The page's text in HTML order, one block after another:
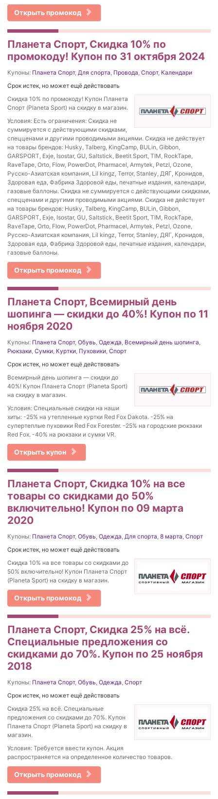
Открыть промокод
Планета Спорт, Скидка 10% по
промокоду! Купон по 31 октября 2024
Купоны: Планета Спорт, Для спорта Провода Спорт, Календари
Срок истек, но может ещё действовать
Скидка 10% по промокоду! Купон Планета
Спорт (Planeta Sport) на скидку в магазин.
Условия: Есть ограничения: Скидка не
суммируется с действующими скидками,
спецценами и другими проводимыми акциями. Скидка не действует
на товары брендов: Husky, Talberg, KingCamp, BULin, Gibbon,
GARSPORT, Exje, Isostar, GU, Saltstick, Beetit Sport, TIM, RockTape,
RaveTape, Orto, Flow, PowerDot, Pharmacel, Armytek, Petzl, Ozone,
Русско-Азиатская компания, Lil kingz, Terror, Stanley, ДЯГ, Кронидов,
Здоровая еда, Фабрика Здоровой еды, печатные издания, календари,
газовые баллоны. Скидка не суммируется с действующими скидками,
спецценами и другими проводимыми акциями. Скидка не действует
на товары брендов: Husky, Talberg, KingCamp, BULin, Gibbon,
GARSPORT, Exje, Isostar, GU, Saltstick, Beetit Sport, TIM, RockTape,
RaveTape, Orto, Flow, PowerDot, Pharmacel, Armytek, Petzl, Ozone,
Русско-Азиатская компания, Lil kingz, Terror, Stanley, ДЯГ, Кронидов,
Здоровая еда, Фабрика Здоровой еды, печатные издания, календари,
газовые баллоны.
Открыть промокод
Планета Спорт, Всемирный день
шопинга — скидки до 40%! Купон по 11
ноября 2020
Купоны: Планета Спорт, Обувь Одежда Всемирный день шопинга
Рюкзаки Сумки Куртки Пуховики Спорт
Срок истек, но может ещё действовать
Всемирный день шопинга — скидки до
40%! Купон Планета Спорт (Planeta Sport)
на скидку в магазин.
Условия: Cпециальные скидки на наши
хиты: -25% на утепленные куртки Red Fox Dakota. -25% на
супертеплые пуховики Red Fox Forester. -25% на городские рюкзаки
Red Fox. -40% на рюкзаки и сумки VR.
Открыть купон
Планета Спорт, Скидка 10% на все
товары со скидками до 50%
включительно! Купон по 09 марта
2020
Купоны: Планета Спорт, Обувь Одежда Для спорта 8 марта Спорт
Срок истек, но может ещё действовать
Скидка 10% на все товары со скидками до
50% включительно! Купон Планета Спорт
(Planeta Sport) на скидку в магазин.
Открыть промокод
Планета Спорт, Скидка 25% на всё.
Специальные предложения со
скидками до 70%. Купон по 25 ноября
2018
Купоны: Планета Спорт, Обувь Одежда Спорт
Срок истек, но может ещё действовать
Скидка 25% на всё. Специальные
предложения со скидками до 70%. Купон
Планета Спорт (Planeta Sport) на скидку в
магазин.
Условия: Требуется ввести купон. Акция
распространяется на определенное количество товаров.
Открыть промокод